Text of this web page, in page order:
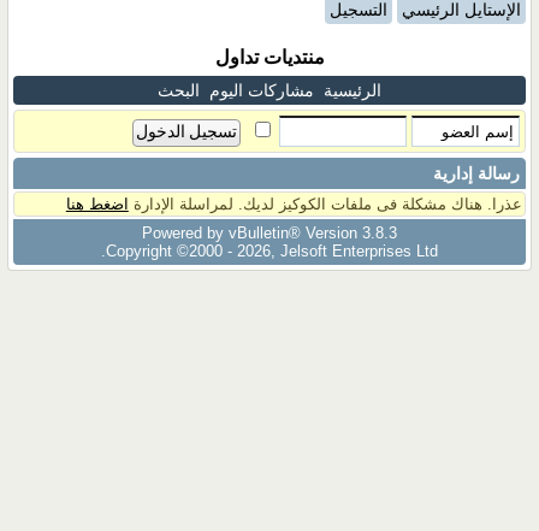
الإستايل الرئيسي التسجيل
منتديات تداول
الرئيسية مشاركات اليوم البحث
رسالة إدارية
عذرا. هناك مشكلة فى ملفات الكوكيز لديك. لمراسلة الإدارة اضغط هنا
Powered by vBulletin® Version 3.8.3
Copyright ©2000 - 2026, Jelsoft Enterprises Ltd.